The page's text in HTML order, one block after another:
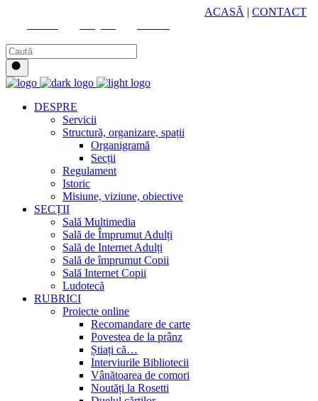
ACASĂ | CONTACT
DESPRE
Servicii
Structură, organizare, spații
Organigramă
Secții
Regulament
Istoric
Misiune, viziune, obiective
SECȚII
Sală Multimedia
Sală de Împrumut Adulți
Sală de Internet Adulți
Sală de împrumut Copii
Sală Internet Copii
Ludotecă
RUBRICI
Proiecte online
Recomandare de carte
Povestea de la prânz
Știați că…
Interviurile Bibliotecii
Vânătoarea de comori
Noutăți la Rosetti